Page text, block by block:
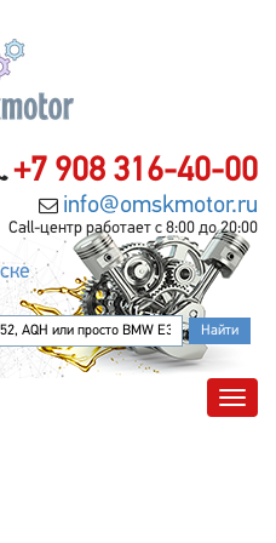
+7 908 316-40-00
info@omskmotor.ru
Call-центр работает с 8:00 до 20:00